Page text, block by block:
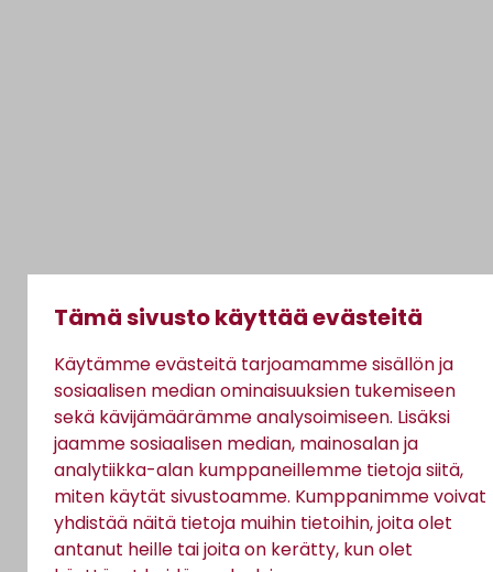
Tämä sivusto käyttää evästeitä
Käytämme evästeitä tarjoamamme sisällön ja
sosiaalisen median ominaisuuksien tukemiseen
sekä kävijämäärämme analysoimiseen. Lisäksi
jaamme sosiaalisen median, mainosalan ja
analytiikka-alan kumppaneillemme tietoja siitä,
miten käytät sivustoamme. Kumppanimme voivat
yhdistää näitä tietoja muihin tietoihin, joita olet
antanut heille tai joita on kerätty, kun olet